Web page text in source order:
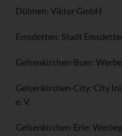
Dülmen: Viktor GmbH
Emsdetten: Stadt
Gelsenkirchen-Buer:
Gelsenkirchen-City: City
e. V.
Gelsenkirchen-Erle: